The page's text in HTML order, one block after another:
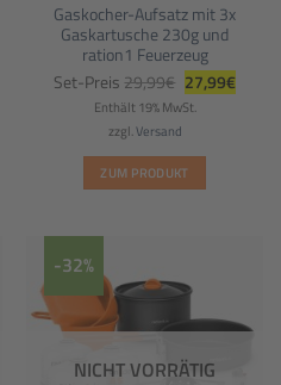
Gaskocher-Aufsatz mit 3x
Gaskartusche 230g und
ration1 Feuerzeug
Set-Preis 29,99€ Preis
war:
27,99€Preis
Enthält 19% MwSt.
zzgl.Versand
ZUM PRODUKT
-32%
NICHT VORRÄTIG